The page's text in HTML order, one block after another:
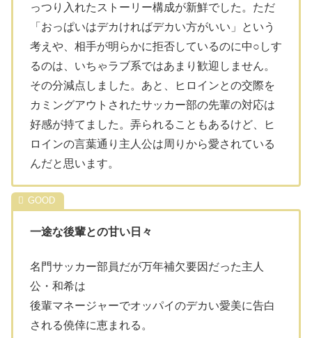
っつり入れたストーリー構成が新鮮でした。ただ
「おっぱいはデカければデカい方がいい」という
考えや、相手が明らかに拒否しているのに中○しす
るのは、いちゃラブ系ではあまり歓迎しません。
その分減点しました。あと、ヒロインとの交際を
カミングアウトされたサッカー部の先輩の対応は
好感が持てました。弄られることもあるけど、ヒ
ロインの言葉通り主人公は周りから愛されている
んだと思います。
一途な後輩との甘い日々
名門サッカー部員だが万年補欠要因だった主人
公・和希は
後輩マネージャーでオッパイのデカい愛美に告白
される僥倖に恵まれる。